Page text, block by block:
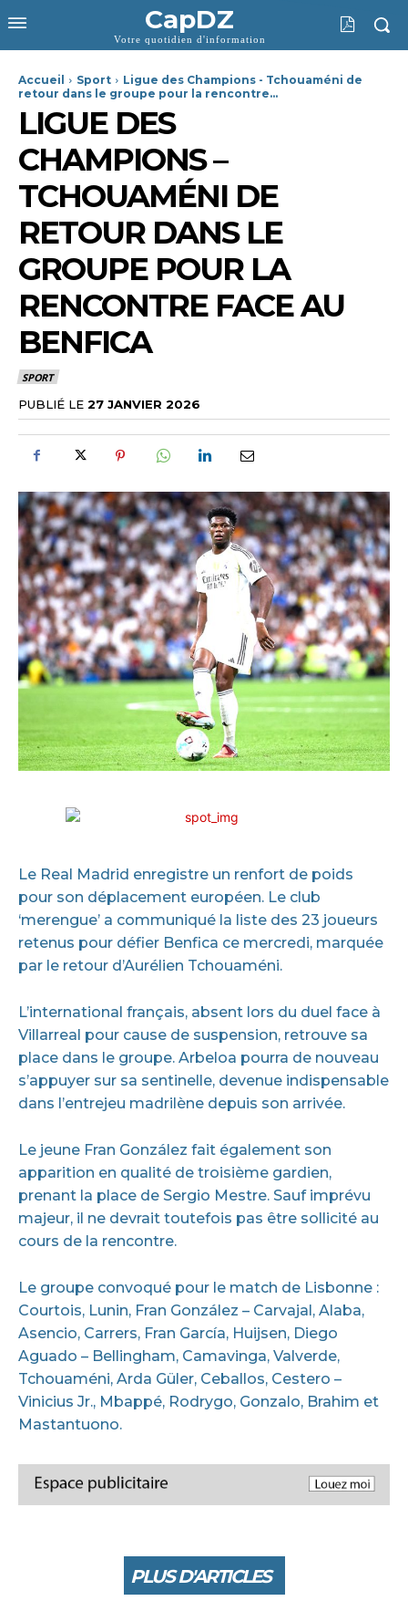
CapDZ
Votre quotidien d'information
Accueil Sport
Ligue des Champions - Tchouaméni de
retour dans le groupe pour la rencontre...
LIGUE DES
CHAMPIONS –
TCHOUAMÉNI DE
RETOUR DANS LE
GROUPE POUR LA
RENCONTRE FACE AU
BENFICA
SPORT
PUBLIÉ LE 27 JANVIER 2026
Le Real Madrid enregistre un renfort de poids
pour son déplacement européen. Le club
‘merengue’ a communiqué la liste des 23 joueurs
retenus pour défier Benfica ce mercredi, marquée
par le retour d’Aurélien Tchouaméni.
L’international français, absent lors du duel face à
Villarreal pour cause de suspension, retrouve sa
place dans le groupe. Arbeloa pourra de nouveau
s’appuyer sur sa sentinelle, devenue indispensable
dans l’entrejeu madrilène depuis son arrivée.
Le jeune Fran González fait également son
apparition en qualité de troisième gardien,
prenant la place de Sergio Mestre. Sauf imprévu
majeur, il ne devrait toutefois pas être sollicité au
cours de la rencontre.
Le groupe convoqué pour le match de Lisbonne :
Courtois, Lunin, Fran González – Carvajal, Alaba,
Asencio, Carrers, Fran García, Huijsen, Diego
Aguado – Bellingham, Camavinga, Valverde,
Tchouaméni, Arda Güler, Ceballos, Cestero –
Vinicius Jr., Mbappé, Rodrygo, Gonzalo, Brahim et
Mastantuono.
PLUS D'ARTICLES